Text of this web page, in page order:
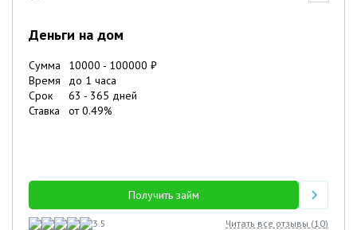
Деньги на дом
Сумма 10000 - 100000 ₽
Время
до 1 часа
Срок
63 - 365 дней
Ставка
от0.49%
Получить займ
3.5 Читать все отзывы (10)